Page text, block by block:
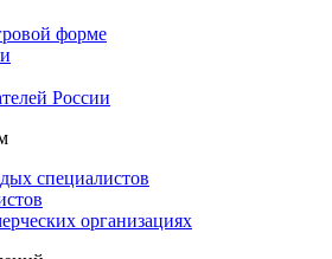
форме
России
специалистов
организациях